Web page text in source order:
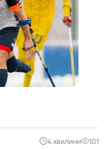
4 хвилини 101